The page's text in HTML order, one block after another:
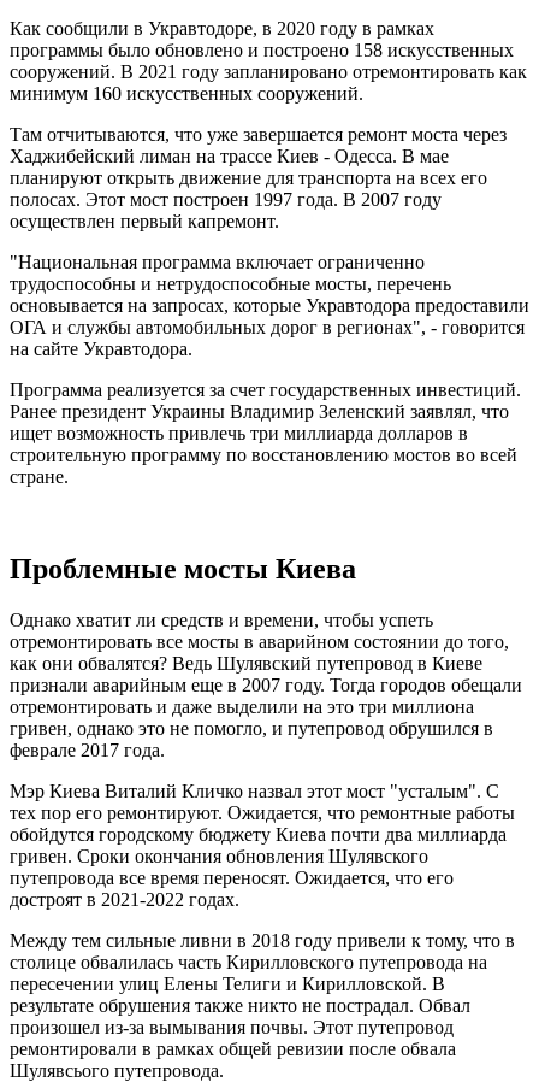
Как сообщили в Укравтодоре, в 2020 году в рамках
программы было обновлено и построено 158 искусственных
сооружений. В 2021 году запланировано отремонтировать как
минимум 160 искусственных сооружений.
Там отчитываются, что уже завершается ремонт моста через
Хаджибейский лиман на трассе Киев - Одесса. В мае
планируют открыть движение для транспорта на всех его
полосах. Этот мост построен 1997 года. В 2007 году
осуществлен первый капремонт.
"Национальная программа включает ограниченно
трудоспособны и нетрудоспособные мосты, перечень
основывается на запросах, которые Укравтодора предоставили
ОГА и службы автомобильных дорог в регионах", - говорится
на сайте Укравтодора.
Программа реализуется за счет государственных инвестиций.
Ранее президент Украины Владимир Зеленский заявлял, что
ищет возможность привлечь три миллиарда долларов в
строительную программу по восстановлению мостов во всей
стране.
Проблемные мосты Киева
Однако хватит ли средств и времени, чтобы успеть
отремонтировать все мосты в аварийном состоянии до того,
как они обвалятся? Ведь Шулявский путепровод в Киеве
признали аварийным еще в 2007 году. Тогда городов обещали
отремонтировать и даже выделили на это три миллиона
гривен, однако это не помогло, и путепровод обрушился в
феврале 2017 года.
Мэр Киева Виталий Кличко назвал этот мост "усталым". С
тех пор его ремонтируют. Ожидается, что ремонтные работы
обойдутся городскому бюджету Киева почти два миллиарда
гривен. Сроки окончания обновления Шулявского
путепровода все время переносят. Ожидается, что его
достроят в 2021-2022 годах.
Между тем сильные ливни в 2018 году привели к тому, что в
столице обвалилась часть Кирилловского путепровода на
пересечении улиц Елены Телиги и Кирилловской. В
результате обрушения также никто не пострадал. Обвал
произошел из-за вымывания почвы. Этот путепровод
ремонтировали в рамках общей ревизии после обвала
Шулявсього путепровода.